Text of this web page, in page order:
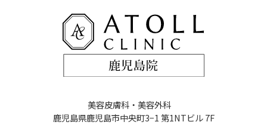
美容皮膚科・美容外科
鹿児島県鹿児島市中央町3−1 第1NTビル 7F